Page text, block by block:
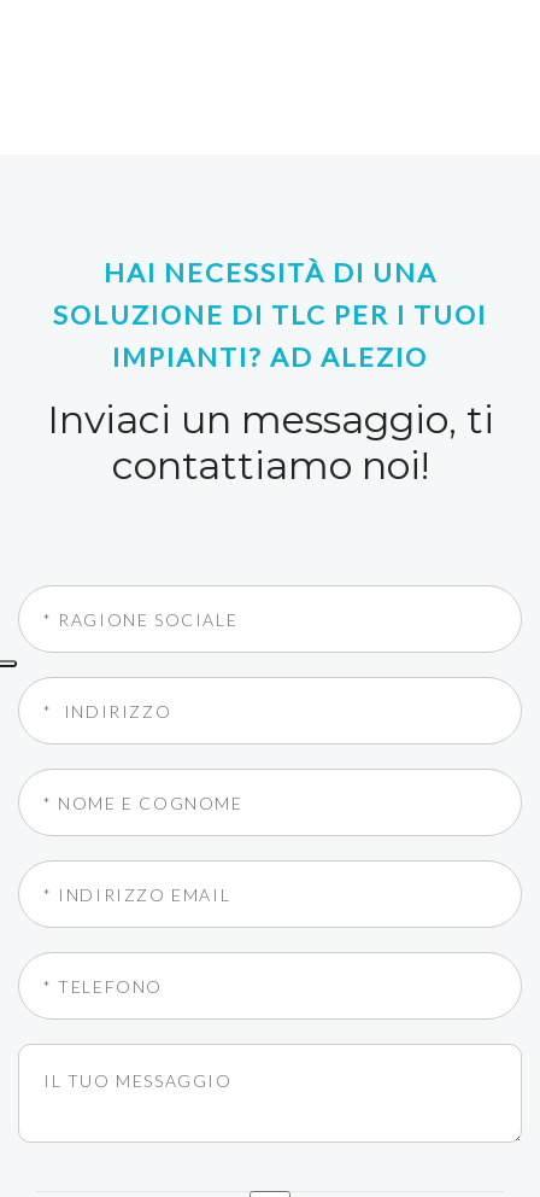
HAI NECESSITÀ DI UNA
SOLUZIONE DI TLC PER I TUOI
IMPIANTI? AD ALEZIO
Inviaci un messaggio, ti
contattiamo noi!